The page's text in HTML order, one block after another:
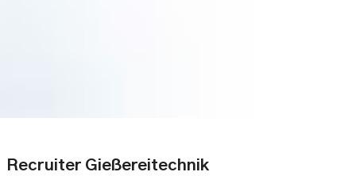
Recruiter Gießereitechnik